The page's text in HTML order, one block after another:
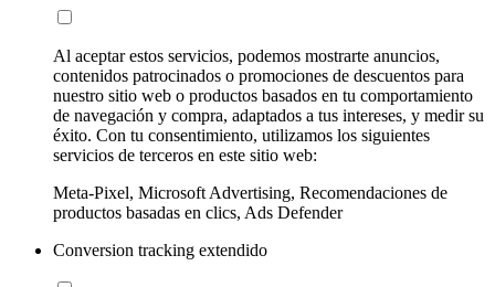
Al aceptar estos servicios, podemos mostrarte anuncios,
contenidos patrocinados o promociones de descuentos para
nuestro sitio web o productos basados en tu comportamiento
de navegación y compra, adaptados a tus intereses, y medir su
éxito. Con tu consentimiento, utilizamos los siguientes
servicios de terceros en este sitio web:
Meta-Pixel, Microsoft Advertising, Recomendaciones de
productos basadas en clics, Ads Defender
Conversion tracking extendido